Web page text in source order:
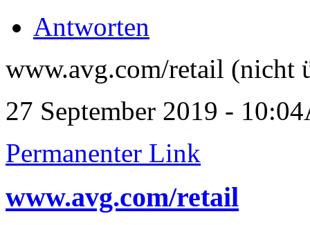
Antworten
www.avg.com/retail (nicht
27 September 2019 -
Permanenter Link
www.avg.com/retail